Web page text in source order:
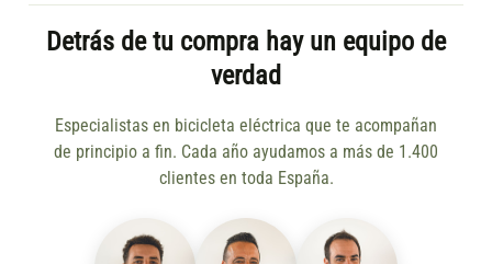
Detrás de tu compra hay un equipo de
verdad
Especialistas en bicicleta eléctrica que te acompañan
de principio a fin. Cada año ayudamos a más de 1.400
clientes en toda España.